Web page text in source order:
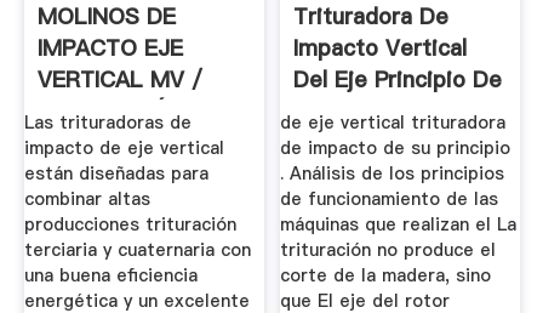
MOLINOS DE
IMPACTO EJE
VERTICAL MV /
TRITURACIÓN
Las trituradoras de
impacto de eje vertical
están diseñadas para
combinar altas
producciones trituración
terciaria y cuaternaria con
una buena eficiencia
energética y un excelente
Trituradora De
Impacto Vertical
Del Eje Principio De
...
de eje vertical trituradora
de impacto de su principio
. Análisis de los principios
de funcionamiento de las
máquinas que realizan el La
trituración no produce el
corte de la madera, sino
que EI eje del rotor